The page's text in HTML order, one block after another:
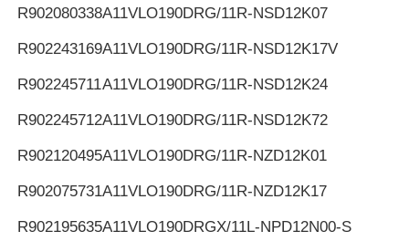
R902080338A11VLO190DRG/11R-NSD12K07
R902243169A11VLO190DRG/11R-NSD12K17V
R902245711A11VLO190DRG/11R-NSD12K24
R902245712A11VLO190DRG/11R-NSD12K72
R902120495A11VLO190DRG/11R-NZD12K01
R902075731A11VLO190DRG/11R-NZD12K17
R902195635A11VLO190DRGX/11L-NPD12N00-S